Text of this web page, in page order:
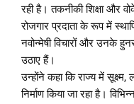
रही है। तकनीकी शिक्षा और
रोजगार प्रदाता के रूप में
नवोन्मेषी विचारों और उनके
उठाए हैं।
उन्होंने कहा कि राज्य में
निर्माण किया जा रहा है।